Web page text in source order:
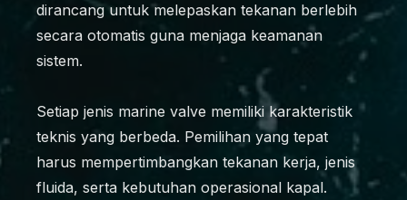
dirancang untuk melepaskan tekanan berlebih
secara otomatis guna menjaga keamanan
sistem.
Setiap jenis marine valve memiliki karakteristik
teknis yang berbeda. Pemilihan yang tepat
harus mempertimbangkan tekanan kerja, jenis
fluida, serta kebutuhan operasional kapal.